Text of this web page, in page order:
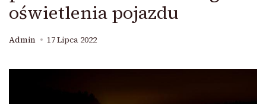
oświetlenia pojazdu
Admin 17 Lipca 2022